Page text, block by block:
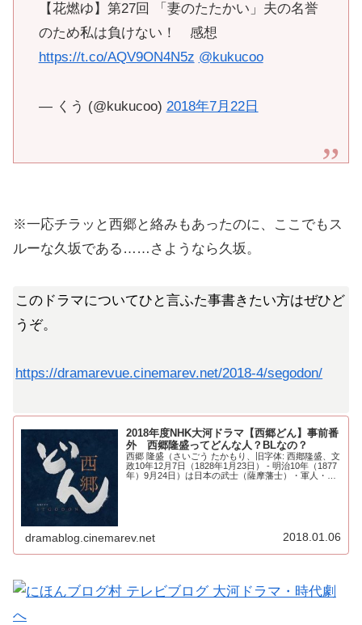
【花燃ゆ】第27回 「妻のたたかい」夫の名誉
のため私は負けない！ 感想
https://t.co/AQV9ON4N5z @kukucoo
— くう (@kukucoo) 2018年7月22日
※一応チラッと西郷と絡みもあったのに、ここでもス
ルーな久坂である……さようなら久坂。
このドラマについてひと言ふた事書きたい方はぜひど
うぞ。
https://dramarevue.cinemarev.net/2018-4/segodon/
2018年度NHK大河ドラマ【西郷どん】事前番
外 西郷隆盛ってどんな人？BLなの？
西郷 隆盛（さいごう たかもり、旧字体: 西鄕隆盛、文
政10年12月7日（1828年1月23日） - 明治10年（1877
年）9月24日）は日本の武士（薩摩藩士）・軍人・政
dramablog.cinemarev.net 2018.01.06